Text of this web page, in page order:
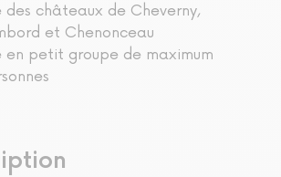
des châteaux de Cheverny,
et Chenonceau
en petit groupe de maximum